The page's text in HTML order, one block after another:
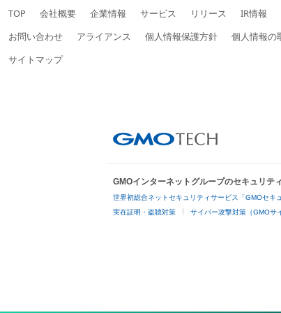
TOP 会社概要 企業情報 サービス リリース IR情報
お問い合わせ
アライアンス 個人情報保護方針 個人情報の
サイトマップ
GMOインターネットグループのセキュリテ
世界初総合ネットセキュリティサービス「GMOセキ
実在証明・盗聴対策 サイバー攻撃対策（GMOサ